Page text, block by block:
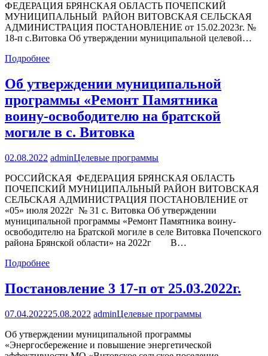
ФЕДЕРАЦИЯ БРЯНСКАЯ ОБЛАСТЬ ПОЧЕПСКИЙ
МУНИЦИПАЛЬНЫЙ РАЙОН ВИТОВСКАЯ СЕЛЬСКАЯ
АДМИНИСТРАЦИЯ ПОСТАНОВЛЕНИЕ от 15.02.2023г. №
18-п с.Витовка Об утверждении муниципальной целевой…
Подробнее
Об утверждении муниципальной
программы «Ремонт Памятника
воину-освободителю на братской
могиле в с. Витовка
02.08.2022 adminЦелевые программы
РОССИЙСКАЯ ФЕДЕРАЦИЯ БРЯНСКАЯ ОБЛАСТЬ
ПОЧЕПСКИЙ МУНИЦИПАЛЬНЫЙ РАЙОН ВИТОВСКАЯ
СЕЛЬСКАЯ АДМИНИСТРАЦИЯ ПОСТАНОВЛЕНИЕ от
«05» июля 2022г № 31 с. Витовка Об утверждении
муниципальной программы «Ремонт Памятника воину-
освободителю на Братской могиле в селе Витовка Почепского
района Брянской области» на 2022г В…
Подробнее
Постановление 3 17-п от 25.03.2022г.
07.04.202225.08.2022 adminЦелевые программы
Об утверждении муниципальной программы
«Энергосбережение и повышение энергетической